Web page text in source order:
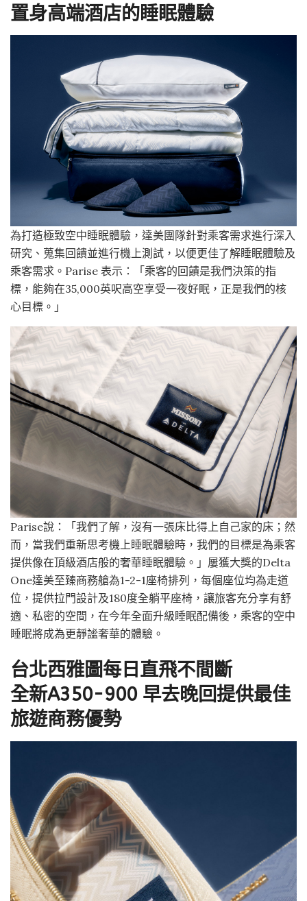
置身高端酒店的睡眠體驗
為打造極致空中睡眠體驗，達美團隊針對乘客需求進行深入
研究、蒐集回饋並進行機上測試，以便更佳了解睡眠體驗及
乘客需求。Parise 表示：「乘客的回饋是我們決策的指
標，能夠在35,000英呎高空享受一夜好眠，正是我們的核
心目標。」
Parise說：「我們了解，沒有一張床比得上自己家的床；然
而，當我們重新思考機上睡眠體驗時，我們的目標是為乘客
提供像在頂級酒店般的奢華睡眠體驗。」屢獲大獎的Delta
One達美至臻商務艙為1-2-1座椅排列，每個座位均為走道
位，提供拉門設計及180度全躺平座椅，讓旅客充分享有舒
適、私密的空間，在今年全面升級睡眠配備後，乘客的空中
睡眠將成為更靜謐奢華的體驗。
台北西雅圖每日直飛不間斷
全新A350-900 早去晚回提供最佳
旅遊商務優勢